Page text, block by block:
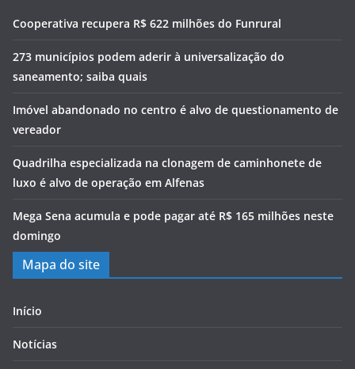
Cooperativa recupera R$ 622 milhões do Funrural
273 municípios podem aderir à universalização do
saneamento; saiba quais
Imóvel abandonado no centro é alvo de questionamento de
vereador
Quadrilha especializada na clonagem de caminhonete de
luxo é alvo de operação em Alfenas
Mega Sena acumula e pode pagar até R$ 165 milhões neste
domingo
Mapa do site
Início
Notícias